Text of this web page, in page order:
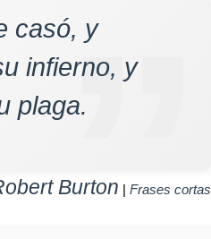
casó, y
infierno, y
plaga.
Burton | Frases cortas